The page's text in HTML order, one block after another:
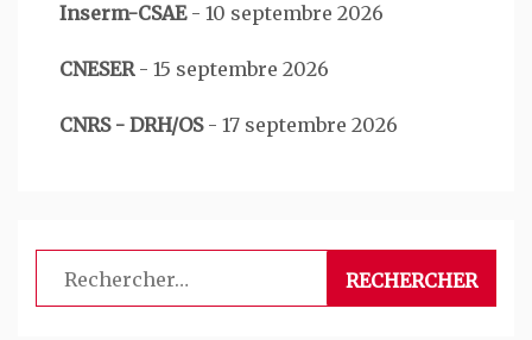
Inserm-CSAE- 10 septembre 2026
CNESER- 15 septembre 2026
CNRS - DRH/OS- 17 septembre 2026
Rechercher :